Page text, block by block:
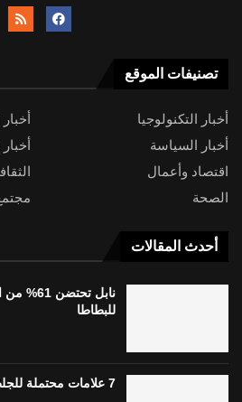
تصنيفات الموقع
أخبار التكنولوجيا
أخبار السياسة
أخبار
اقتصاد وأعمال
الصحة
أحدث المقالات
نابل
للبطاطا
7 علامات محتملة للجلطات الدموية لا ينبغي تجاهلها